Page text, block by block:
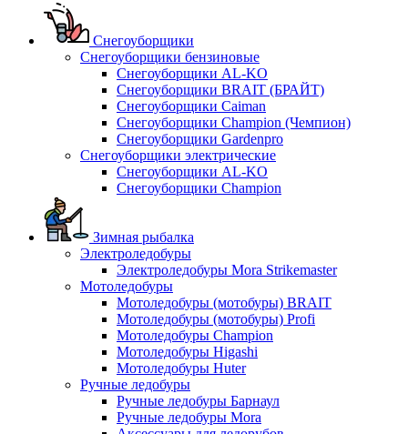
Снегоуборщики
Снегоуборщики бензиновые
Снегоуборщики AL-KO
Снегоуборщики BRAIT (БРАЙТ)
Снегоуборщики Caiman
Снегоуборщики Champion (Чемпион)
Снегоуборщики Gardenpro
Снегоуборщики электрические
Снегоуборщики AL-KO
Снегоуборщики Champion
Зимная рыбалка
Электроледобуры
Электроледобуры Mora Strikemaster
Мотоледобуры
Мотоледобуры (мотобуры) BRAIT
Мотоледобуры (мотобуры) Profi
Мотоледобуры Champion
Мотоледобуры Higashi
Мотоледобуры Huter
Ручные ледобуры
Ручные ледобуры Барнаул
Ручные ледобуры Mora